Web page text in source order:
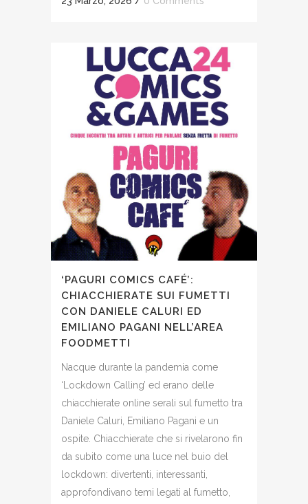
‘PAGURI COMICS CAFÉ’:
CHIACCHIERATE SUI FUMETTI
CON DANIELE CALURI ED
EMILIANO PAGANI NELL’AREA
FOODMETTI
Nacque durante la pandemia come
‘Lockdown Calling’ ed erano delle
chiacchierate online serali sul fumetto tra
Daniele Caluri, Emiliano Pagani e un
ospite. Chiacchierate che si rivelarono fin
da subito come una luce nel buio del
lockdown: divertenti, interessanti,
approfondivano temi legati al fumetto,